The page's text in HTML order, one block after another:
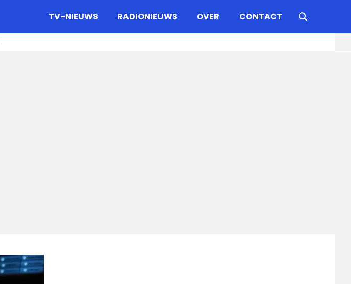
TV-NIEUWS RADIONIEUWS OVER CONTACT